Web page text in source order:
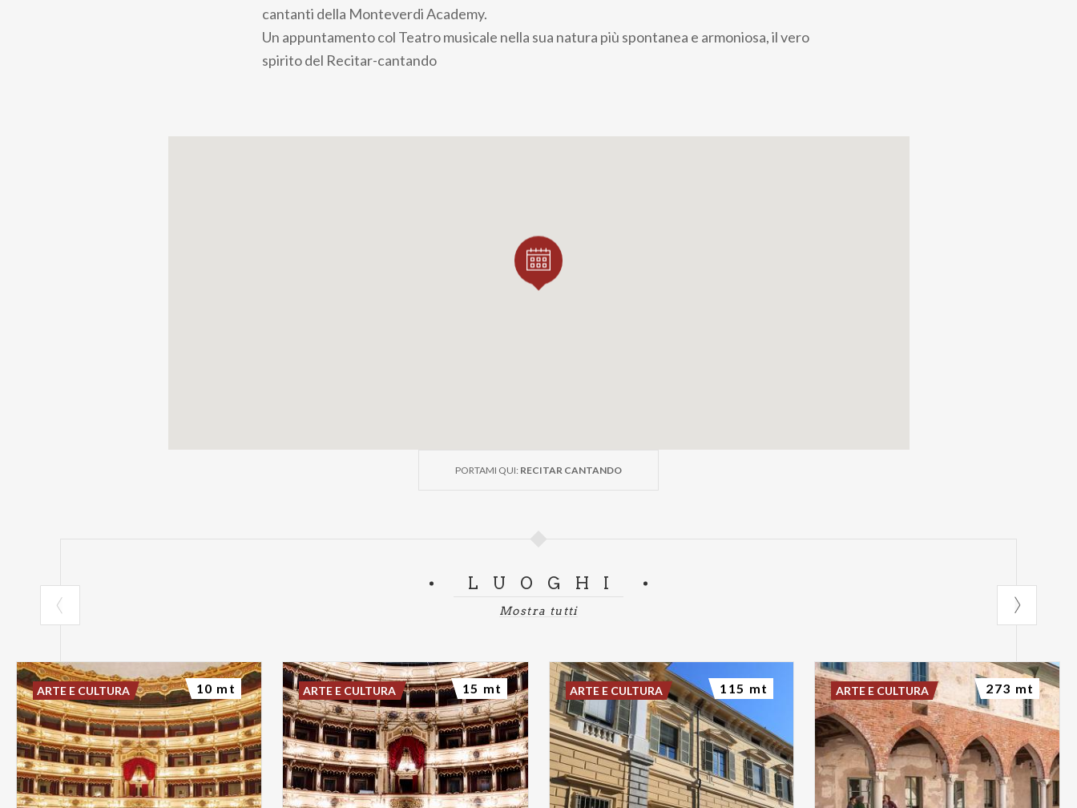
cantanti della Monteverdi Academy.
Un appuntamento col Teatro musicale nella sua natura più spontanea e armoniosa, il vero
spirito del Recitar-cantando
PORTAMI QUI: RECITAR CANTANDO
LUOGHI
Mostra tutti
ARTE E CULTURA 10 mt ARTE E CULTURA 15 mt ARTE E CULTURA 115 mt ARTE E CULTURA 273 mt